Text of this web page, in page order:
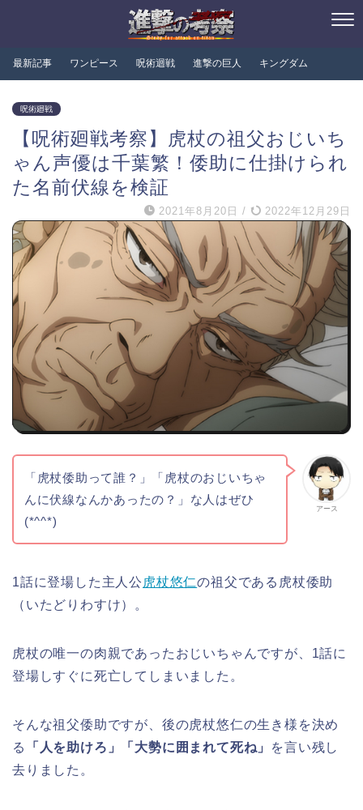
最新記事 ワンピース 呪術迴戦 進撃の巨人 キングダム
呪術廻戦
【呪術廻戦考察】虎杖の祖父おじいち
ゃん声優は千葉繁！倭助に仕掛けられ
た名前伏線を検証
2021年8月20日 / 2022年12月29日
アース
「虎杖倭助って誰？」「虎杖のおじいちゃ
んに伏線なんかあったの？」な人はぜひ
(*^^*)
1話に登場した主人公 虎杖悠仁の祖父である虎杖倭助
（いたどりわすけ）。
虎杖の唯一の肉親であったおじいちゃんですが、1話に
登場しすぐに死亡してしまいました。
そんな祖父倭助ですが、後の虎杖悠仁の生き様を決め
る
「人を助けろ」「大勢に囲まれて死ね」
を言い残し
去りました。